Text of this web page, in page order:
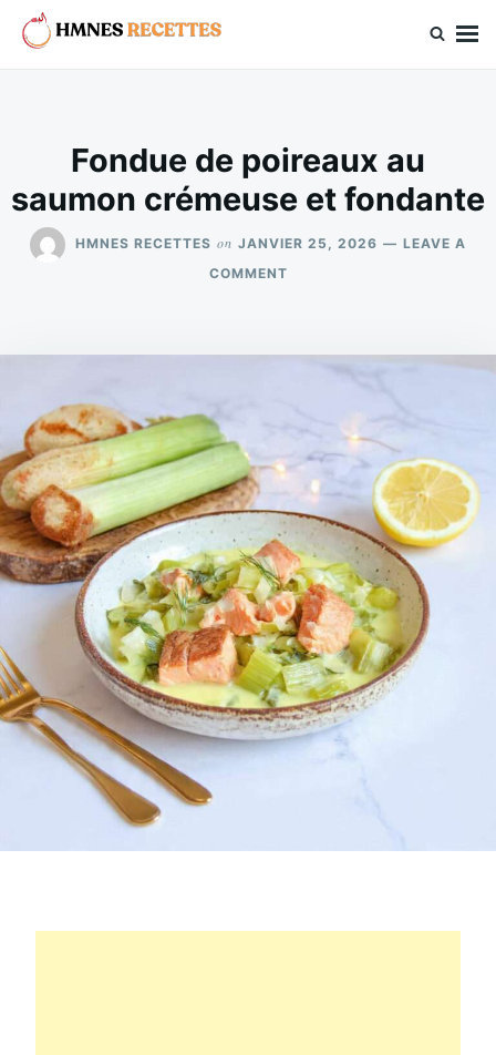
SkipSearch
for:
Fondue de poireaux au
saumon crémeuse et fondante
HMNES RECETTES on JANVIER 25, 2026
LEAVE A
COMMENTON
AU
SAUMON
FONDANTE